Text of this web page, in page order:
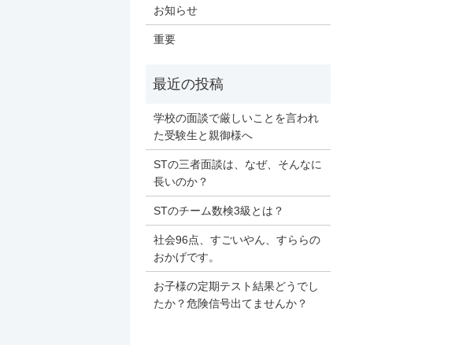
お知らせ
重要
学校の面談で厳しいことを言われ
た受験生と親御様へ
STの三者面談は、なぜ、そんなに
長いのか？
STのチーム数検3級とは？
社会96点、すごいやん、すららの
おかげです。
お子様の定期テスト結果どうでし
たか？危険信号出てませんか？